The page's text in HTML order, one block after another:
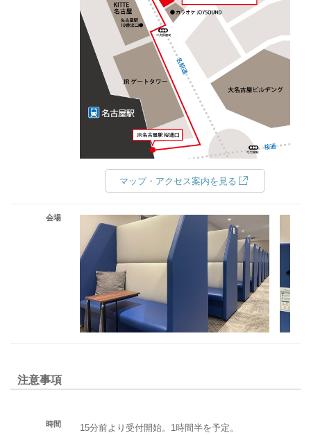
マップ・アクセス案内を見る
会場
注意事項
時間
15分前より受付開始。1時間半を予定。